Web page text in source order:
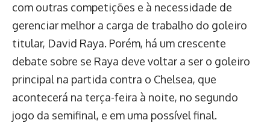
com outras competições e à necessidade de
gerenciar melhor a carga de trabalho do goleiro
titular, David Raya. Porém, há um crescente
debate sobre se Raya deve voltar a ser o goleiro
principal na partida contra o Chelsea, que
acontecerá na terça-feira à noite, no segundo
jogo da semifinal, e em uma possível final.